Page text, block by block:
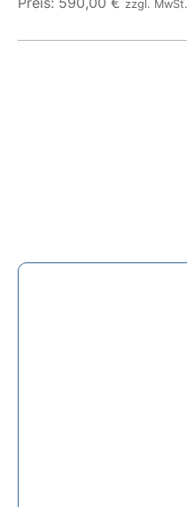
zzgl. MwSt.